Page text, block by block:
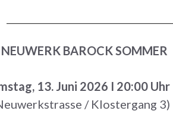
NEUWERK BAROCK SOMMER
13. Juni 2026 I 20:00 Uhr
/ Klostergang 3)